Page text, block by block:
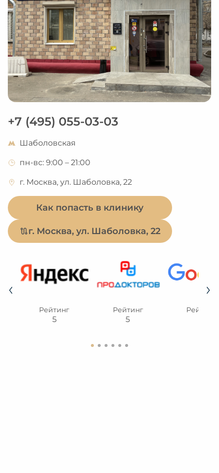
+7 (495) 055-03-03
Шаболовская
пн-вс: 9:00 – 21:00
г. Москва, ул. Шаболовка, 22
Как попасть в клинику
г. Москва, ул. Шаболовка, 22
Рейтинг
5
Рейтинг
5
Рейтинг